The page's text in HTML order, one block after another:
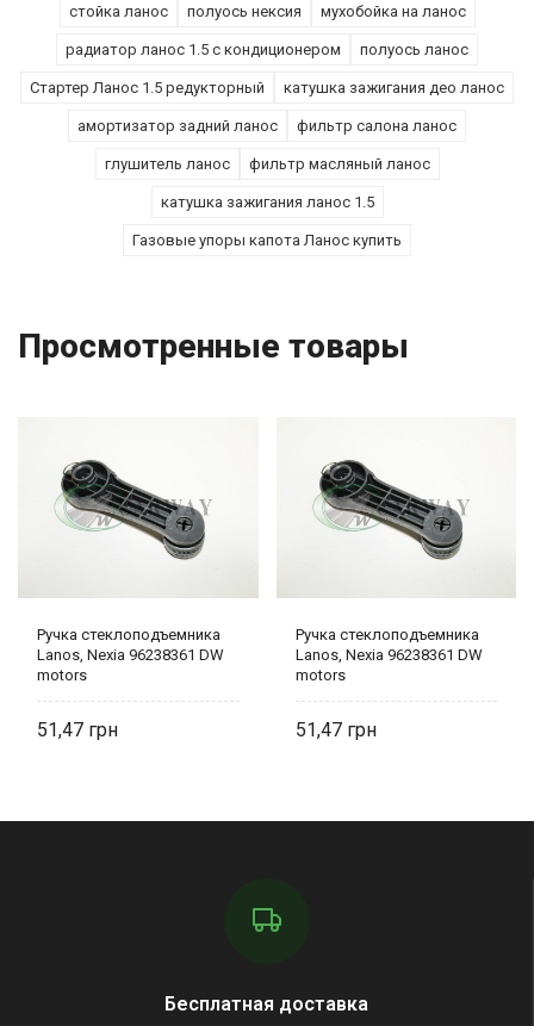
стойка ланос полуось нексия мухобойка на ланос
радиатор ланос 1.5 с кондиционером полуось ланос
Стартер Ланос 1.5 редукторный катушка зажигания део ланос
амортизатор задний ланос фильтр салона ланос
глушитель ланос фильтр масляный ланос
катушка зажигания ланос 1.5
Газовые упоры капота Ланос купить
Просмотренные товары
Ручка стеклоподъемника
Lanos, Nexia 96238361 DW
motors
51,47
Ручка стеклоподъемника
Lanos, Nexia 96238361 DW
motors
51,47
Бесплатная доставка